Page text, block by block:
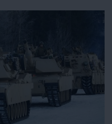
pelo maior surto de HIV
governador, adversário
“demasiado moderno”
da homossexualidade,
para lidar com a crise do
da primeira reunião do
os participantes rezando
seja afastado.